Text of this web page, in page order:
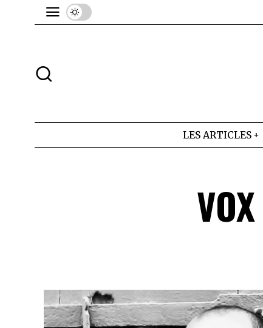
LES ARTICLES